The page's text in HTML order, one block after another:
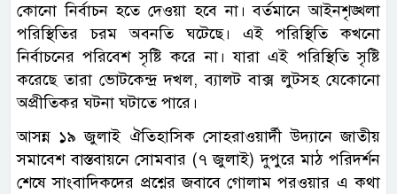
কোনো নির্বাচন হতে দেওয়া হবে না। বর্তমানে আইনশৃঙ্খলা
পরিস্থিতির চরম অবনতি ঘটেছে। এই পরিস্থিতি কখনো
নির্বাচনের পরিবেশ সৃষ্টি করে না। যারা এই পরিস্থিতি সৃষ্টি
করেছে তারা ভোটকেন্দ্র দখল, ব্যালট বাক্স লুটসহ যেকোনো
অপ্রীতিকর ঘটনা ঘটাতে পারে।
আসন্ন ১৯ জুলাই ঐতিহাসিক সোহরাওয়ার্দী উদ্যানে জাতীয়
সমাবেশ বাস্তবায়নে সোমবার (৭ জুলাই) দুপুরে মাঠ পরিদর্শন
শেষে সাংবাদিকদের প্রশ্নের জবাবে গোলাম পরওয়ার এ কথা